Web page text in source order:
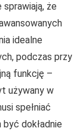
że
idealne
podczas przy
funkcję –
używany w
spełniać
dokładnie